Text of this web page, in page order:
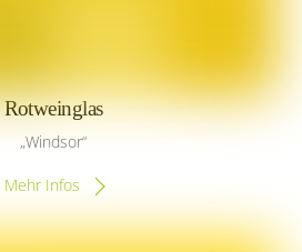
Rotweinglas
„Windsor“
Mehr Infos